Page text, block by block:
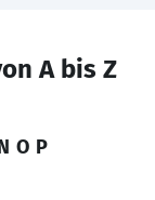
A bis Z
O P